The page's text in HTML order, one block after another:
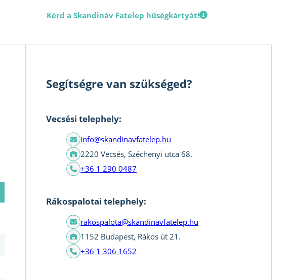
Kérd a Skandináv Fatelep hűségkártyát!
Segítségre van szükséged?
Vecsési telephely:
info@skandinavfatelep.hu
2220 Vecsés, Széchenyi utca 68.
+36 1 290 0487
Rákospalotai telephely:
rakospalota@skandinavfatelep.hu
1152 Budapest, Rákos út 21.
+36 1 306 1652